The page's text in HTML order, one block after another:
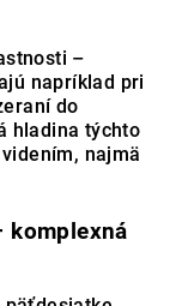
–
napríklad pri
do
hladina týchto
najmä
komplexná